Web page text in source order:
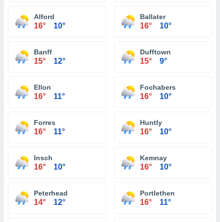
Alford
16° 10°
Ballater
16° 10°
Banff
15° 12°
Dufftown
15° 9°
Ellon
16° 11°
Fochabers
16° 10°
Forres
16° 11°
Huntly
16° 10°
Insch
16° 10°
Kemnay
16° 10°
Peterhead
14° 12°
Portlethen
16° 11°